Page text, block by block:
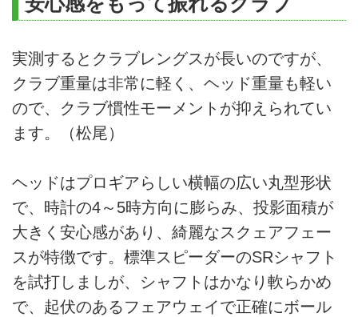
実測するとクラブレングスが長いのですが、
クラブ重量は非常に軽く、ヘッド重量も軽い
ので、クラブ慣性モーメントが抑えられてい
ます。（松尾）
ヘッドはプロギアらしい横幅の広い丸型形状
で、時計の4～5時方向に膨らみ、投影面積が
大きく安心感があり、綺麗なスクェアフェー
スが特徴です。標準スピーダーのSRシャフト
を試打しましが、シャフトはかなり軟らかめ
で、起伏のあるフェアウェイで正確にボール